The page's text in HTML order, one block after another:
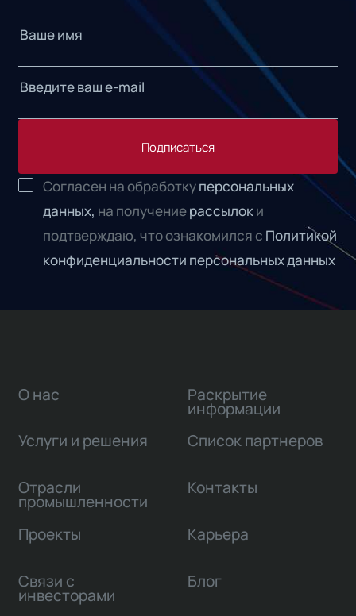
Подписаться
Согласен на обработкуперсональных
данных, на получениерассылоки
подтверждаю, что ознакомился с Политикой
конфиденциальности персональных данных
О нас
Услуги и решения
Отрасли
промышленности
Проекты
Связи с
инвесторами
Раскрытие
информации
Список партнеров
Контакты
Карьера
Блог